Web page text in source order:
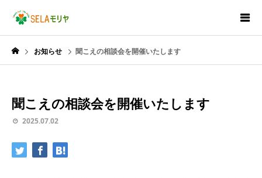
お知らせ 聞こえの相談会を開催いたします
聞こえの相談会を開催いたします
2025.07.02